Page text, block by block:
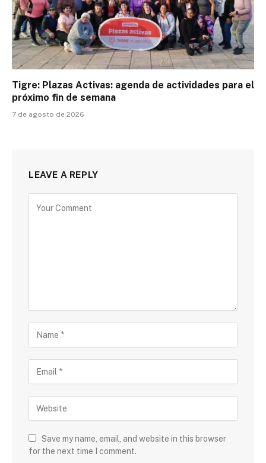
Tigre: Plazas Activas: agenda de actividades para el
próximo fin de semana
7 de agosto de 2026
LEAVE A REPLY
Save my name, email, and website in this browser
for the next time I comment.